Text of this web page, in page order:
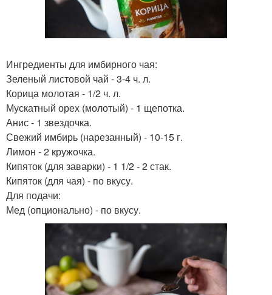
Ингредиенты для имбирного чая:
Зеленый листовой чай - 3-4 ч. л.
Корица молотая - 1/2 ч. л.
Мускатный орех (молотый) - 1 щепотка.
Анис - 1 звездочка.
Свежий имбирь (нарезанный) - 10-15 г.
Лимон - 2 кружочка.
Кипяток (для заварки) - 1 1/2 - 2 стак.
Кипяток (для чая) - по вкусу.
Для подачи:
Мед (опционально) - по вкусу.